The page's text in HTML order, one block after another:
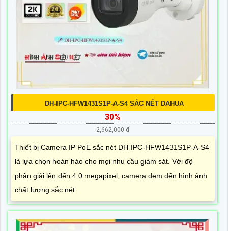
DH-IPC-HFW1431S1P-A-S4 SẮC NÉT DAHUA
30%
2,662,000 ₫
Thiết bị Camera IP PoE sắc nét DH-IPC-HFW1431S1P-A-S4
là lựa chọn hoàn hảo cho mọi nhu cầu giám sát. Với độ
phân giải lên đến 4.0 megapixel, camera đem đến hình ảnh
chất lượng sắc nét